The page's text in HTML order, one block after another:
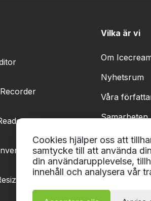
Cookies hjälper oss att
samtycke till att använda
din användarupplevelse,
innehåll och analysera vår
Vilka är vi
Om
Nyhetsrum
Våra
Samarbeten